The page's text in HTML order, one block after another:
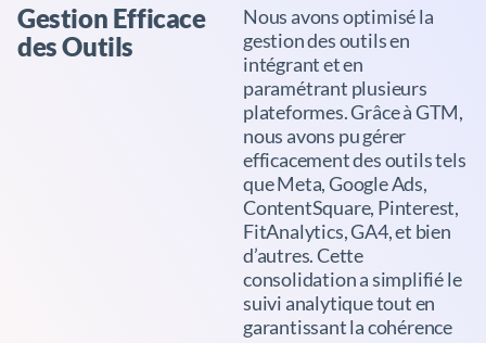
Gestion Efficace
des Outils
Nous avons optimisé la
gestion des outils en
intégrant et en
paramétrant plusieurs
plateformes. Grâce à GTM,
nous avons pu gérer
efficacement des outils tels
que Meta, Google Ads,
ContentSquare, Pinterest,
FitAnalytics, GA4, et bien
d’autres. Cette
consolidation a simplifié le
suivi analytique tout en
garantissant la cohérence